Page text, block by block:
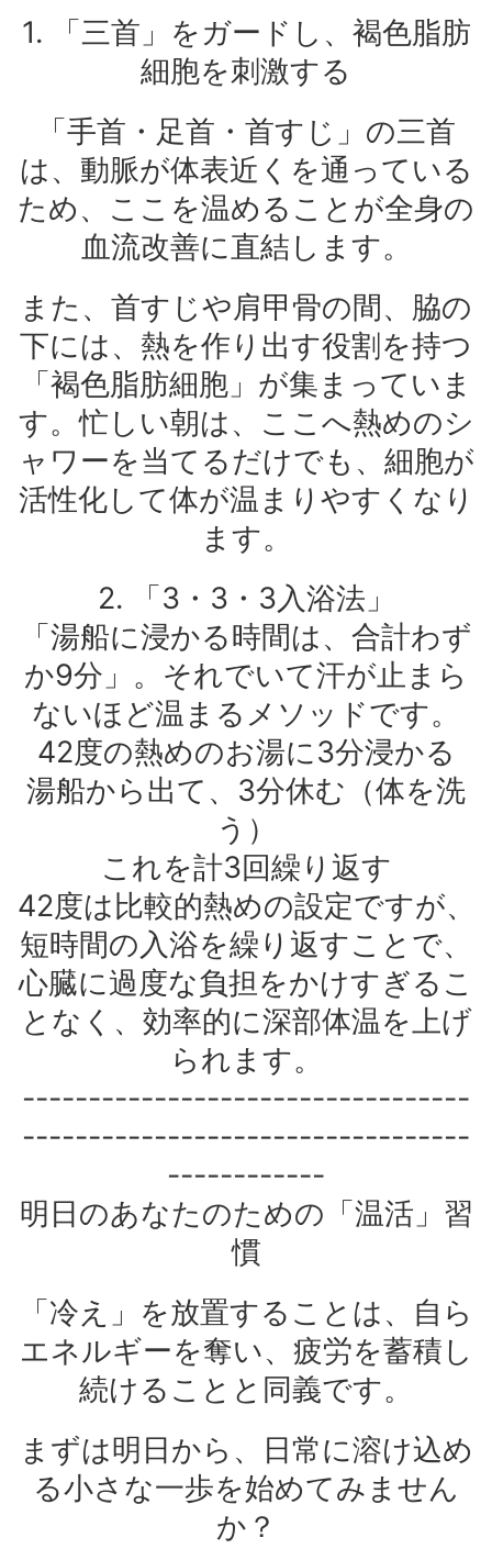
1. 「三首」をガードし、褐色脂肪
細胞を刺激する
「手首・足首・首すじ」の三首
は、動脈が体表近くを通っている
ため、ここを温めることが全身の
血流改善に直結します。
また、首すじや肩甲骨の間、脇の
下には、熱を作り出す役割を持つ
「褐色脂肪細胞」が集まっていま
す。忙しい朝は、ここへ熱めのシ
ャワーを当てるだけでも、細胞が
活性化して体が温まりやすくなり
ます。
2. 「3・3・3入浴法」
「湯船に浸かる時間は、合計わず
か9分」。それでいて汗が止まら
ないほど温まるメソッドです。
42度の熱めのお湯に3分浸かる
湯船から出て、3分休む（体を洗
う）
これを計3回繰り返す
42度は比較的熱めの設定ですが、
短時間の入浴を繰り返すことで、
心臓に過度な負担をかけすぎるこ
となく、効率的に深部体温を上げ
られます。
----------------------------------
----------------------------------
------------
明日のあなたのための「温活」習
慣
「冷え」を放置することは、自ら
エネルギーを奪い、疲労を蓄積し
続けることと同義です。
まずは明日から、日常に溶け込め
る小さな一歩を始めてみません
か？